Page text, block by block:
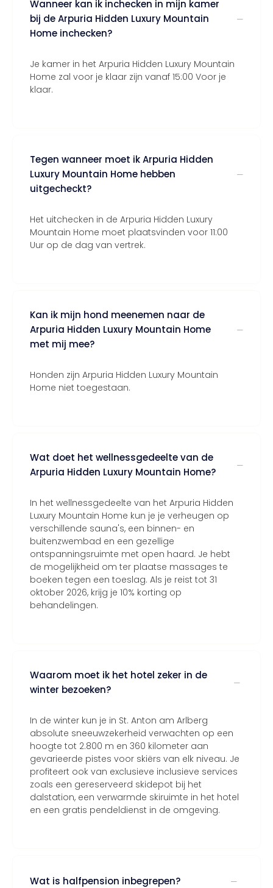
Wanneer kan ik inchecken in mijn kamer
bij de Arpuria Hidden Luxury Mountain
Home inchecken?
Je kamer in het Arpuria Hidden Luxury Mountain
Home zal voor je klaar zijn vanaf 15:00 Voor je
klaar.
Tegen wanneer moet ik Arpuria Hidden
Luxury Mountain Home hebben
uitgecheckt?
Het uitchecken in de Arpuria Hidden Luxury
Mountain Home moet plaatsvinden voor 11:00
Uur op de dag van vertrek.
Kan ik mijn hond meenemen naar de
Arpuria Hidden Luxury Mountain Home
met mij mee?
Honden zijn Arpuria Hidden Luxury Mountain
Home niet toegestaan.
Wat doet het wellnessgedeelte van de
Arpuria Hidden Luxury Mountain Home?
In het wellnessgedeelte van het Arpuria Hidden
Luxury Mountain Home kun je je verheugen op
verschillende sauna's, een binnen- en
buitenzwembad en een gezellige
ontspanningsruimte met open haard. Je hebt
de mogelijkheid om ter plaatse massages te
boeken tegen een toeslag. Als je reist tot 31
oktober 2026, krijg je 10% korting op
behandelingen.
Waarom moet ik het hotel zeker in de
winter bezoeken?
In de winter kun je in St. Anton am Arlberg
absolute sneeuwzekerheid verwachten op een
hoogte tot 2.800 m en 360 kilometer aan
gevarieerde pistes voor skiërs van elk niveau. Je
profiteert ook van exclusieve inclusieve services
zoals een gereserveerd skidepot bij het
dalstation, een verwarmde skiruimte in het hotel
en een gratis pendeldienst in de omgeving.
Wat is halfpension inbegrepen?